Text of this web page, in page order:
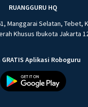
RUANGGURU HQ
Manggarai Selatan, Tebet,
Khusus Ibukota Jakarta
GRATIS Aplikasi Roboguru